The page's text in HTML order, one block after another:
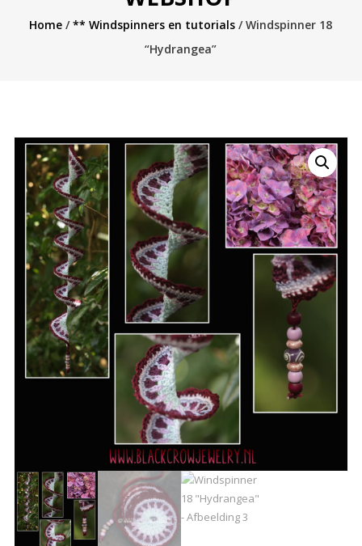
Home /** Windspinners en tutorials / Windspinner 18
“Hydrangea”